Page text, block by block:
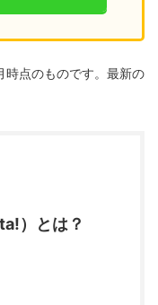
点のものです。最新の
）とは？